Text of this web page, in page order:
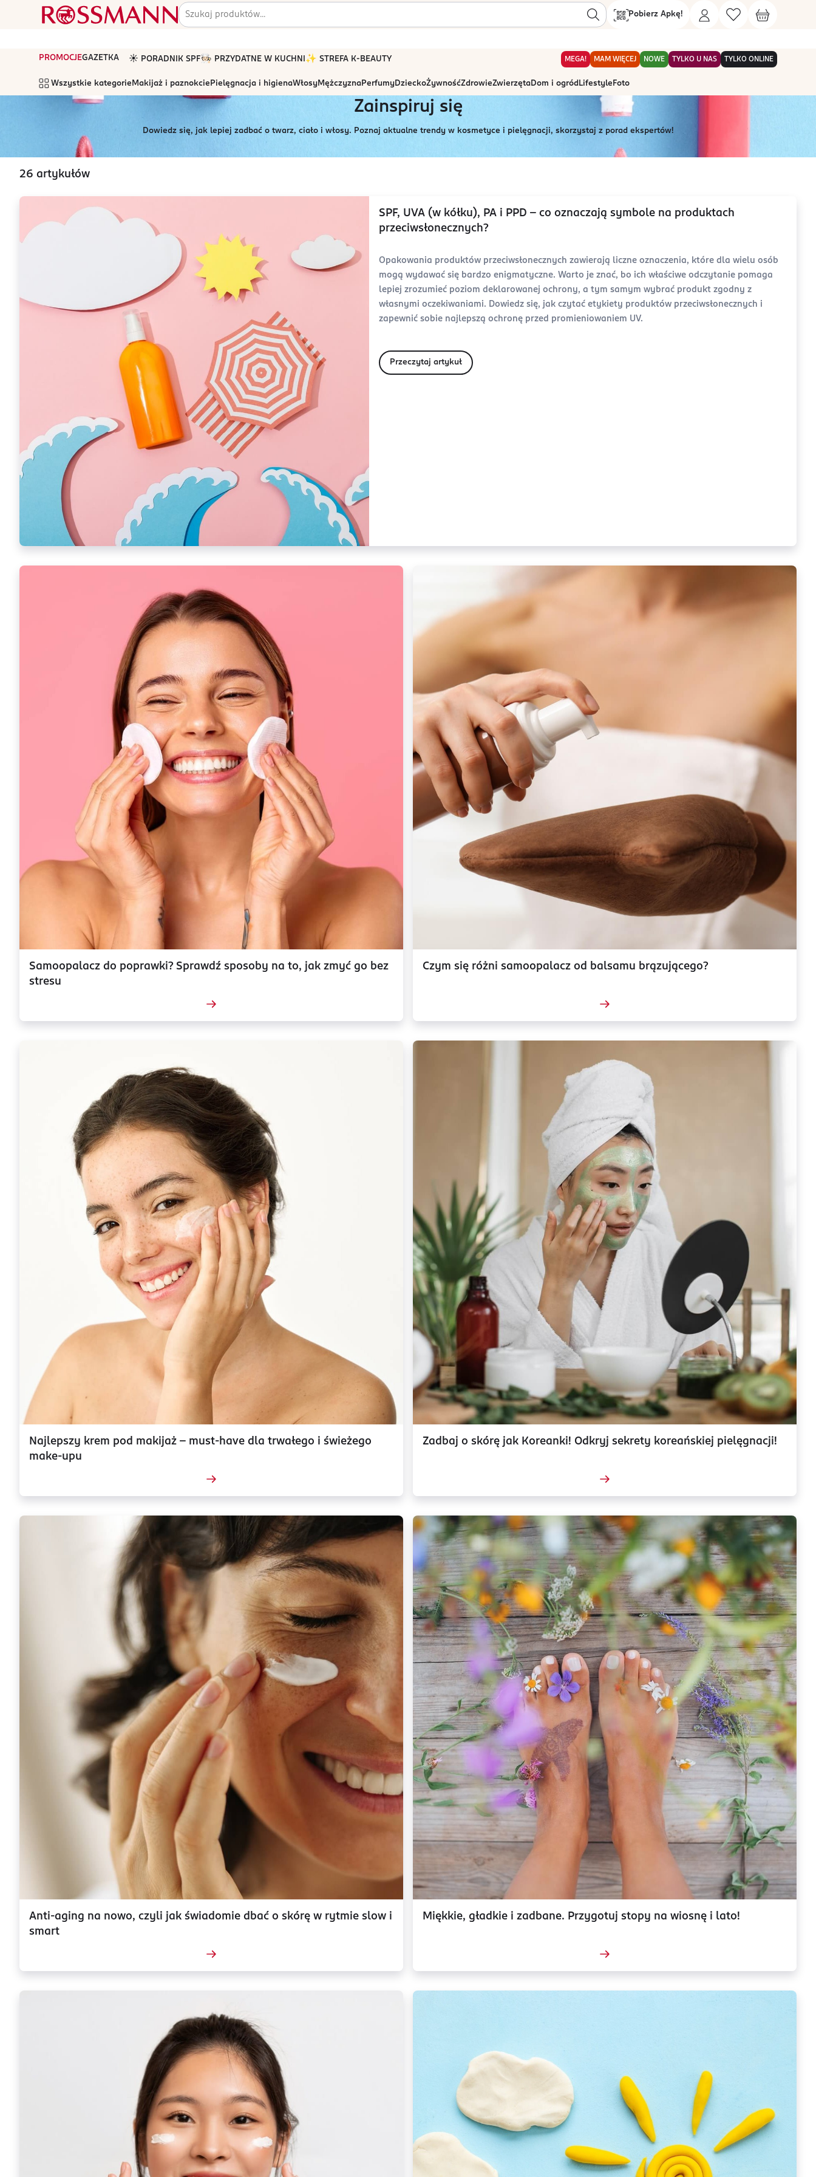
Pobierz Apkę!
PROMOCJEGAZETKA ☀️ PORADNIK SPF🧑🏻‍🍳 PRZYDATNE W KUCHNI ✨ STREFA K-BEAUTY MEGA! MAM WIĘCEJ NOWE TYLKO U NAS TYLKO ONLINE
Wszystkie kategorie Makijaż i paznokcie Pielęgnacja i higienaWłosyMężczyznaPerfumyDzieckoŻywnośćZdrowieZwierzętaDom i ogród Lifestyle Foto
Zainspiruj się
Dowiedz się, jak lepiej zadbać o twarz, ciało i włosy. Poznaj aktualne trendy w kosmetyce i pielęgnacji, skorzystaj z porad ekspertów!
26 artykułów
SPF, UVA (w kółku), PA i PPD - co oznaczają symbole na produktach
przeciwsłonecznych?
Opakowania produktów przeciwsłonecznych zawierają liczne oznaczenia, które dla wielu osób
mogą wydawać się bardzo enigmatyczne. Warto je znać, bo ich właściwe odczytanie pomaga
lepiej zrozumieć poziom deklarowanej ochrony, a tym samym wybrać produkt zgodny z
własnymi oczekiwaniami. Dowiedz się, jak czytać etykiety produktów przeciwsłonecznych i
zapewnić sobie najlepszą ochronę przed promieniowaniem UV.
Przeczytaj artykuł
Samoopalacz do poprawki? Sprawdź sposoby na to, jak zmyć go bez
stresu
Czym się różni samoopalacz od balsamu brązującego?
Najlepszy krem pod makijaż – must-have dla trwałego i świeżego
make-upu
Zadbaj o skórę jak Koreanki! Odkryj sekrety koreańskiej pielęgnacji!
Anti-aging na nowo, czyli jak świadomie dbać o skórę w rytmie slow i
smart
Miękkie, gładkie i zadbane. Przygotuj stopy na wiosnę i lato!